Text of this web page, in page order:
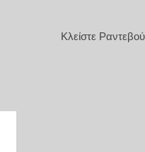
Κλείστε Ραντεβού